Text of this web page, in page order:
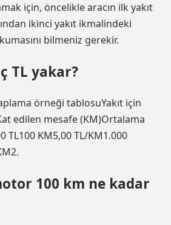
için, öncelikle aracın ilk yakıt
ikinci yakıt ikmalindeki
bilmeniz gerekir.
TL yakar?
örneği tablosuYakıt için
edilen mesafe (KM)Ortalama
TL100 KM5,00 TL/KM1.000
100 km ne kadar